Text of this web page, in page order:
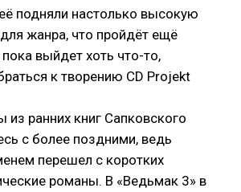
подняли настолько высокую
жанра, что пройдёт ещё
выйдет хоть что-то,
к творению CD Projekt
ранних книг Сапковского
с более поздними, ведь
перешел с коротких
романы. В «Ведьмак 3» в